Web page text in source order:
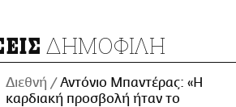
ΔΗΜΟΦΙΛΗ
Διεθνή
Αντόνιο Μπαντέρας: «Η
καρδιακή προσβολή ήταν το